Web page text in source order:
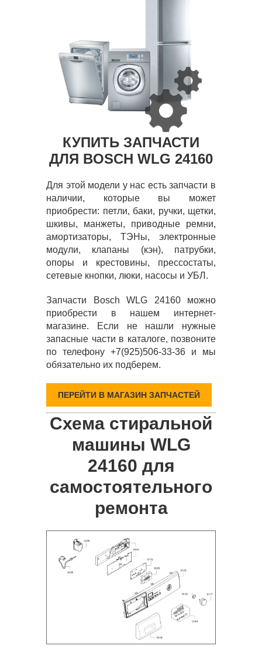
КУПИТЬ ЗАПЧАСТИ
ДЛЯ BOSCH WLG 24160
Для этой модели у нас есть запчасти в
наличии, которые вы может
приобрести: петли, баки, ручки, щетки,
шкивы, манжеты, приводные ремни,
амортизаторы, ТЭНы, электронные
модули, клапаны (кэн), патрубки,
опоры и крестовины, прессостаты,
сетевые кнопки, люки, насосы и УБЛ.
Запчасти Bosch WLG 24160 можно
приобрести в нашем интернет-
магазине. Если не нашли нужные
запасные части в каталоге, позвоните
по телефону +7(925)506-33-36 и мы
обязательно их подберем.
ПЕРЕЙТИ В МАГАЗИН ЗАПЧАСТЕЙ
Схема стиральной
машины WLG
24160 для
самостоятельного
ремонта